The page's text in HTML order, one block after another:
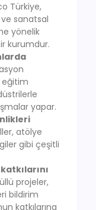
Türkiye,
sanatsal
yönelik
kurumdur.
eğitim
yapar.
atölye
gibi çeşitli
projeler,
bildirim
katkılarına